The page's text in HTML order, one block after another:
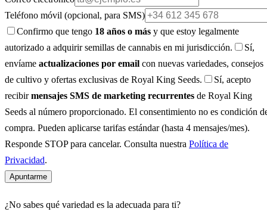
Teléfono móvil (opcional, para SMS)
Confirmo que tengo 18 años o más y que estoy legalmente
autorizado a adquirir semillas de cannabis en mi jurisdicción.
Sí,
envíame actualizaciones por email con nuevas variedades, consejos
de cultivo y ofertas exclusivas de Royal King Seeds.
Sí, acepto
recibirmensajes SMS de marketing recurrentes de Royal King
Seeds al número proporcionado. El consentimiento no es condición
compra. Pueden aplicarse tarifas estándar (hasta 4 mensajes/mes).
Responde STOP para cancelar. Consulta nuestra Política de
Privacidad.
Apuntarme
¿No sabes qué variedad es la adecuada para ti?